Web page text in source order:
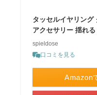
タッセルイヤリング
アクセサリー 揺れ
spieldose
口コミを見る
Amazon